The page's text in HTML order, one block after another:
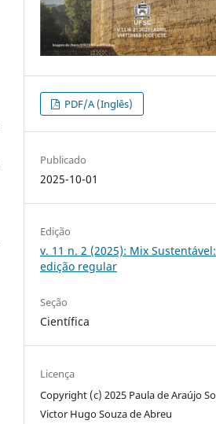
PDF/A (Inglês)
Publicado
2025-10-01
Edição
v. 11 n. 2 (2025): Mix Sustentável:
edição regular
Seção
Científica
Licença
Copyright (c) 2025 Paula de Araújo
Victor Hugo Souza de Abreu